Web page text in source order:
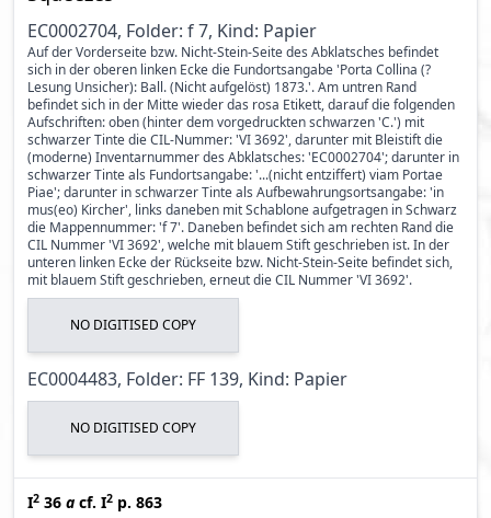
EC0002704, Folder: f 7, Kind: Papier
Auf der Vorderseite bzw. Nicht-Stein-Seite des Abklatsches befindet
sich in der oberen linken Ecke die Fundortsangabe 'Porta Collina (?
Lesung Unsicher): Ball. (Nicht aufgelöst) 1873.'. Am untren Rand
befindet sich in der Mitte wieder das rosa Etikett, darauf die folgenden
Aufschriften: oben (hinter dem vorgedruckten schwarzen 'C.') mit
schwarzer Tinte die CIL-Nummer: 'VI 3692', darunter mit Bleistift die
(moderne) Inventarnummer des Abklatsches: 'EC0002704'; darunter in
schwarzer Tinte als Fundortsangabe: '...(nicht entziffert) viam Portae
Piae'; darunter in schwarzer Tinte als Aufbewahrungsortsangabe: 'in
mus(eo) Kircher', links daneben mit Schablone aufgetragen in Schwarz
die Mappennummer: 'f 7'. Daneben befindet sich am rechten Rand die
CIL Nummer 'VI 3692', welche mit blauem Stift geschrieben ist. In der
unteren linken Ecke der Rückseite bzw. Nicht-Stein-Seite befindet sich,
mit blauem Stift geschrieben, erneut die CIL Nummer 'VI 3692'.
NO DIGITISED COPY
EC0004483, Folder: FF 139, Kind: Papier
NO DIGITISED COPY
I2 36 a cf. I2 p. 863